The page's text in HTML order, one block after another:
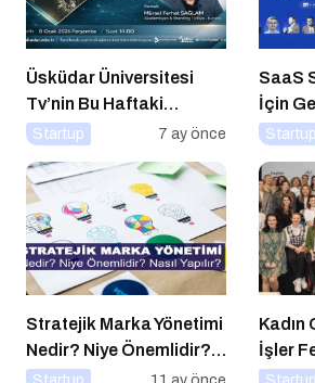
Üsküdar Üniversitesi
Tv’nin Bu Haftaki
Konuğu Mürsel Ferhat
Startup 7 ay önce
SaaS
İçin
Startup
Stratejik Marka Yönetimi
Nedir? Niye Önemlidir?
Stratejik Marka Yönetimi
Kadın
İşler
Buluştu